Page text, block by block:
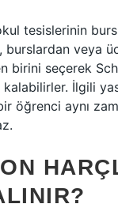
tesislerinin
burslardan veya
birini seçerek
İlgili
öğrenci aynı